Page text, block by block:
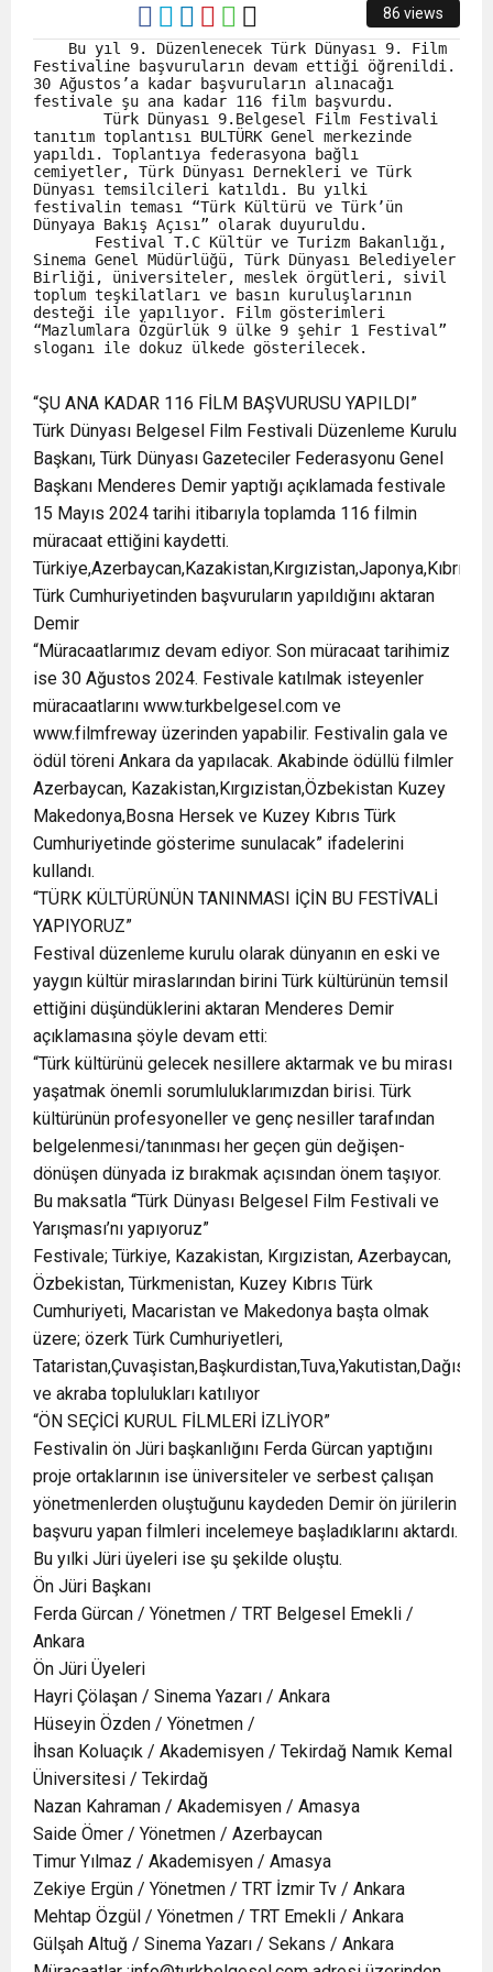
86 views
Festivaline başvuruların devam ettiği öğrenildi.
30 Ağustos’a kadar başvuruların alınacağı
festivale şu ana kadar 116 film başvurdu.
tanıtım toplantısı BULTÜRK Genel merkezinde
yapıldı. Toplantıya federasyona bağlı
cemiyetler, Türk Dünyası Dernekleri ve Türk
Dünyası temsilcileri katıldı. Bu yılki
festivalin teması “Türk Kültürü ve Türk’ün
Dünyaya Bakış Açısı” olarak duyuruldu.
Sinema Genel Müdürlüğü, Türk Dünyası Belediyeler
Birliği, üniversiteler, meslek örgütleri, sivil
toplum teşkilatları ve basın kuruluşlarının
desteği ile yapılıyor. Film gösterimleri
“Mazlumlara Özgürlük 9 ülke 9 şehir 1 Festival”
sloganı ile dokuz ülkede gösterilecek.
“ŞU ANA KADAR 116 FİLM BAŞVURUSU YAPILDI”
Türk Dünyası Belgesel Film Festivali Düzenleme Kurulu
Başkanı, Türk Dünyası Gazeteciler Federasyonu Genel
Başkanı Menderes Demir yaptığı açıklamada festivale
15 Mayıs 2024 tarihi itibarıyla toplamda 116 filmin
müracaat ettiğini kaydetti.
Türkiye,Azerbaycan,Kazakistan,Kırgızistan,Japonya,Kıbrıs
Türk Cumhuriyetinden başvuruların yapıldığını aktaran
Demir
“Müracaatlarımız devam ediyor. Son müracaat tarihimiz
ise 30 Ağustos 2024. Festivale katılmak isteyenler
müracaatlarını www.turkbelgesel.com ve
www.filmfreway üzerinden yapabilir. Festivalin gala ve
ödül töreni Ankara da yapılacak. Akabinde ödüllü filmler
Azerbaycan, Kazakistan,Kırgızistan,Özbekistan Kuzey
Makedonya,Bosna Hersek ve Kuzey Kıbrıs Türk
Cumhuriyetinde gösterime sunulacak” ifadelerini
kullandı.
“TÜRK KÜLTÜRÜNÜN TANINMASI İÇİN BU FESTİVALİ
YAPIYORUZ”
Festival düzenleme kurulu olarak dünyanın en eski ve
yaygın kültür miraslarından birini Türk kültürünün temsil
ettiğini düşündüklerini aktaran Menderes Demir
açıklamasına şöyle devam etti:
“Türk kültürünü gelecek nesillere aktarmak ve bu mirası
yaşatmak önemli sorumluluklarımızdan birisi. Türk
kültürünün profesyoneller ve genç nesiller tarafından
belgelenmesi/tanınması her geçen gün değişen-
dönüşen dünyada iz bırakmak açısından önem taşıyor.
Bu maksatla “Türk Dünyası Belgesel Film Festivali ve
Yarışması’nı yapıyoruz”
Festivale; Türkiye, Kazakistan, Kırgızistan, Azerbaycan,
Özbekistan, Türkmenistan, Kuzey Kıbrıs Türk
Cumhuriyeti, Macaristan ve Makedonya başta olmak
üzere; özerk Türk Cumhuriyetleri,
ve akraba toplulukları katılıyor
“ÖN SEÇİCİ KURUL FİLMLERİ İZLİYOR”
Festivalin ön Jüri başkanlığını Ferda Gürcan yaptığını
proje ortaklarının ise üniversiteler ve serbest çalışan
yönetmenlerden oluştuğunu kaydeden Demir ön jürilerin
başvuru yapan filmleri incelemeye başladıklarını aktardı.
Bu yılki Jüri üyeleri ise şu şekilde oluştu.
Ön Jüri Başkanı
Ferda Gürcan / Yönetmen / TRT Belgesel Emekli /
Ankara
Ön Jüri Üyeleri
Hayri Çölaşan / Sinema Yazarı / Ankara
Hüseyin Özden / Yönetmen /
İhsan Koluaçık / Akademisyen / Tekirdağ Namık Kemal
Üniversitesi / Tekirdağ
Nazan Kahraman / Akademisyen / Amasya
Saide Ömer / Yönetmen / Azerbaycan
Timur Yılmaz / Akademisyen / Amasya
Zekiye Ergün / Yönetmen / TRT İzmir Tv / Ankara
Mehtap Özgül / Yönetmen / TRT Emekli / Ankara
Gülşah Altuğ / Sinema Yazarı / Sekans / Ankara